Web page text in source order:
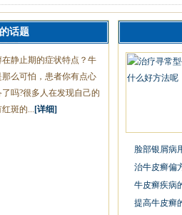
话题
在静止期的症状特点？牛
那么可怕，患者你有点心
吗?很多人在发现自己的
斑的... [详细]
脸部银屑病
治牛皮癣偏
牛皮癣疾病
提高牛皮癣